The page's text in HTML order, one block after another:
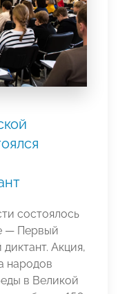
состоялось
— Первый
Акция,
народов
в Великой